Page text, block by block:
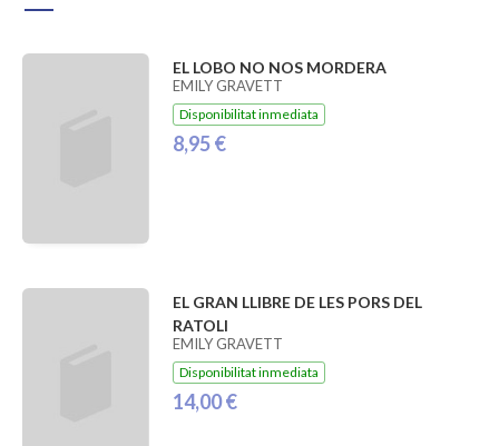
EL LOBO NO NOS MORDERA
EMILY GRAVETT
Disponibilitat inmediata
8,95 €
EL GRAN LLIBRE DE LES PORS DEL
RATOLI
EMILY GRAVETT
Disponibilitat inmediata
14,00 €